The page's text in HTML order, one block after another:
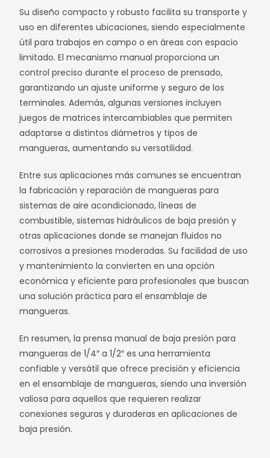
Su diseño compacto y robusto facilita su transporte y
uso en diferentes ubicaciones, siendo especialmente
útil para trabajos en campo o en áreas con espacio
limitado. El mecanismo manual proporciona un
control preciso durante el proceso de prensado,
garantizando un ajuste uniforme y seguro de los
terminales. Además, algunas versiones incluyen
juegos de matrices intercambiables que permiten
adaptarse a distintos diámetros y tipos de
mangueras, aumentando su versatilidad.
Entre sus aplicaciones más comunes se encuentran
la fabricación y reparación de mangueras para
sistemas de aire acondicionado, líneas de
combustible, sistemas hidráulicos de baja presión y
otras aplicaciones donde se manejan fluidos no
corrosivos a presiones moderadas. Su facilidad de uso
y mantenimiento la convierten en una opción
económica y eficiente para profesionales que buscan
una solución práctica para el ensamblaje de
mangueras.
En resumen, la prensa manual de baja presión para
mangueras de 1/4″ a 1/2″ es una herramienta
confiable y versátil que ofrece precisión y eficiencia
en el ensamblaje de mangueras, siendo una inversión
valiosa para aquellos que requieren realizar
conexiones seguras y duraderas en aplicaciones de
baja presión.